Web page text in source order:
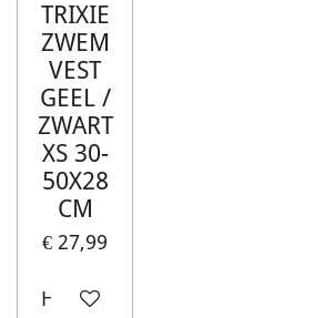
TRIXIE
ZWEM
VEST
GEEL /
ZWART
XS 30-
50X28
CM
€ 27,99
Houd mij op de hoogte